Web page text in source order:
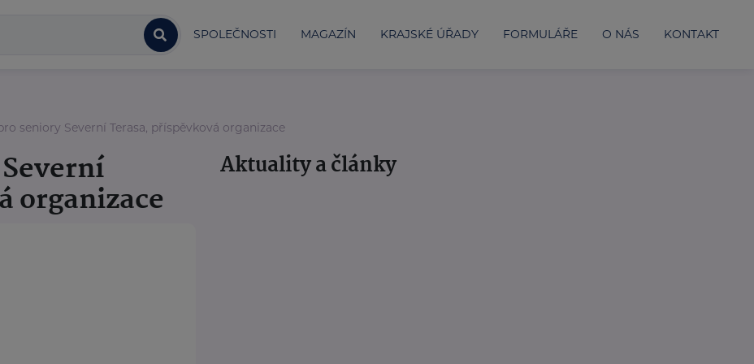
SPOLEČNOSTI MAGAZÍN KRAJSKÉ ÚŘADY FORMULÁŘE O NÁS KONTAKT
seniory Severní Terasa, příspěvková organizace
organizace
Aktuality a články